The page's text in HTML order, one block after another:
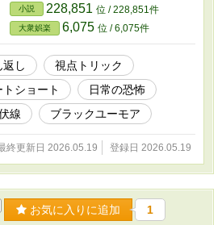
小説 228,851 位 / 228,851件
大衆娯楽 6,075 位 / 6,075件
返し
視点トリック
トショート
日常の恐怖
線 ブラックユーモア
終更新日 2026.05.19 登録日 2026.05.19
お気に入りに追加 1